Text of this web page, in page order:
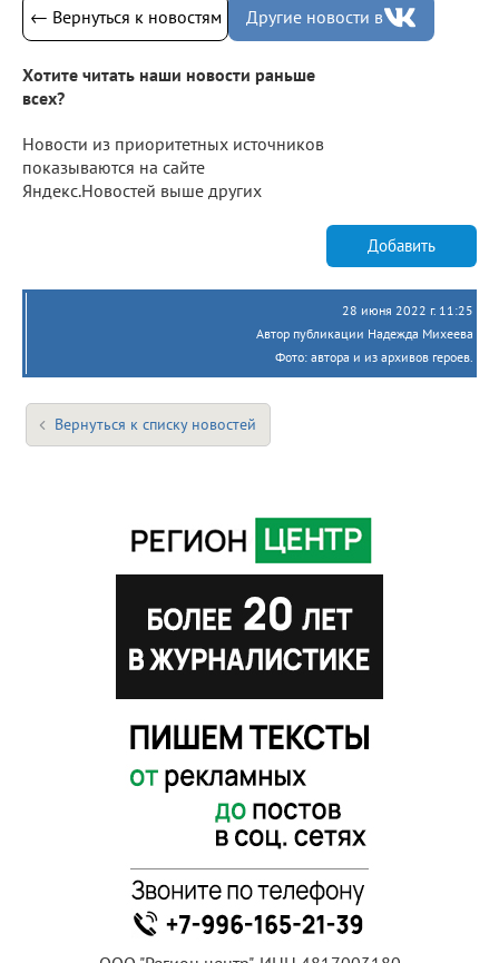
← Вернуться к новостям Другие новости в
Хотите читать наши новости раньше
всех?
Новости из приоритетных источников
показываются на сайте
Яндекс.Новостей выше других
Добавить
28 июня 2022 г. 11:25
Автор публикации Надежда Михеева
Фото: автора и из архивов героев.
Вернуться к списку новостей